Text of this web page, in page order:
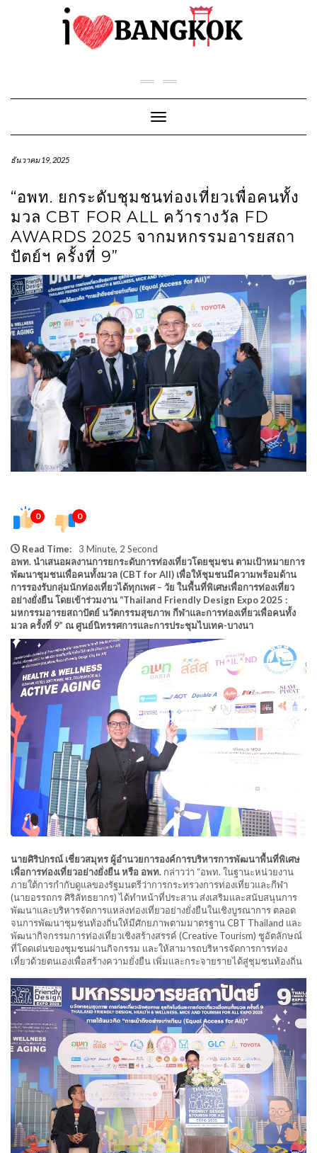
Toggle Navigation
ธันวาคม 19, 2025
“อพท. ยกระดับชุมชนท่องเที่ยวเพื่อคนทั้ง
มวล CBT FOR ALL คว้ารางวัล FD
AWARDS 2025 จากมหกรรมอารยสถา
ปัตย์ฯ ครั้งที่ 9”
0 0
Read Time:
3 Minute, 2 Second
อพท. นำเสนอผลงานการยกระดับการท่องเที่ยวโดยชุมชน ตามเป้าหมายการ
พัฒนาชุมชนเพื่อคนทั้งมวล (CBT for All) เพื่อให้ชุมชนมีความพร้อมด้าน
การรองรับกลุ่มนักท่องเที่ยวได้ทุกเพศ – วัย ในพื้นที่พิเศษเพื่อการท่องเที่ยว
อย่างยั่งยืน โดยเข้าร่วมงาน “Thailand Friendly Design Expo 2025 :
มหกรรมอารยสถาปัตย์ นวัตกรรมสุขภาพ กีฬาและการท่องเที่ยวเพื่อคนทั้ง
มวล ครั้งที่ 9” ณ ศูนย์นิทรรศการและการประชุมไบเทค-บางนา
นายศิริปกรณ์ เชี่ยวสมุทร ผู้อำนวยการองค์การบริหารการพัฒนาพื้นที่พิเศษ
เพื่อการท่องเที่ยวอย่างยั่งยืน หรือ อพท. กล่าวว่า “อพท. ในฐานะหน่วยงาน
ภายใต้การกำกับดูแลของรัฐมนตรีว่าการกระทรวงการท่องเที่ยวและกีฬา
(นายอรรถกร ศิริลัทธยากร) ได้ทำหน้าที่ประสาน ส่งเสริมและสนับสนุนการ
พัฒนาและบริหารจัดการแหล่งท่องเที่ยวอย่างยั่งยืนในเชิงบูรณาการ ตลอด
จนการพัฒนาชุมชนท้องถิ่นให้มีศักยภาพตามมาตรฐาน CBT Thailand และ
พัฒนากิจกรรมการท่องเที่ยวเชิงสร้างสรรค์ (Creative Tourism) ชูอัตลักษณ์
ที่โดดเด่นของชุมชนผ่านกิจกรรม และให้สามารถบริหารจัดการการท่อง
เที่ยวด้วยตนเองเพื่อสร้างความยั่งยืน เพิ่มและกระจายรายได้สู่ชุมชนท้องถิ่น